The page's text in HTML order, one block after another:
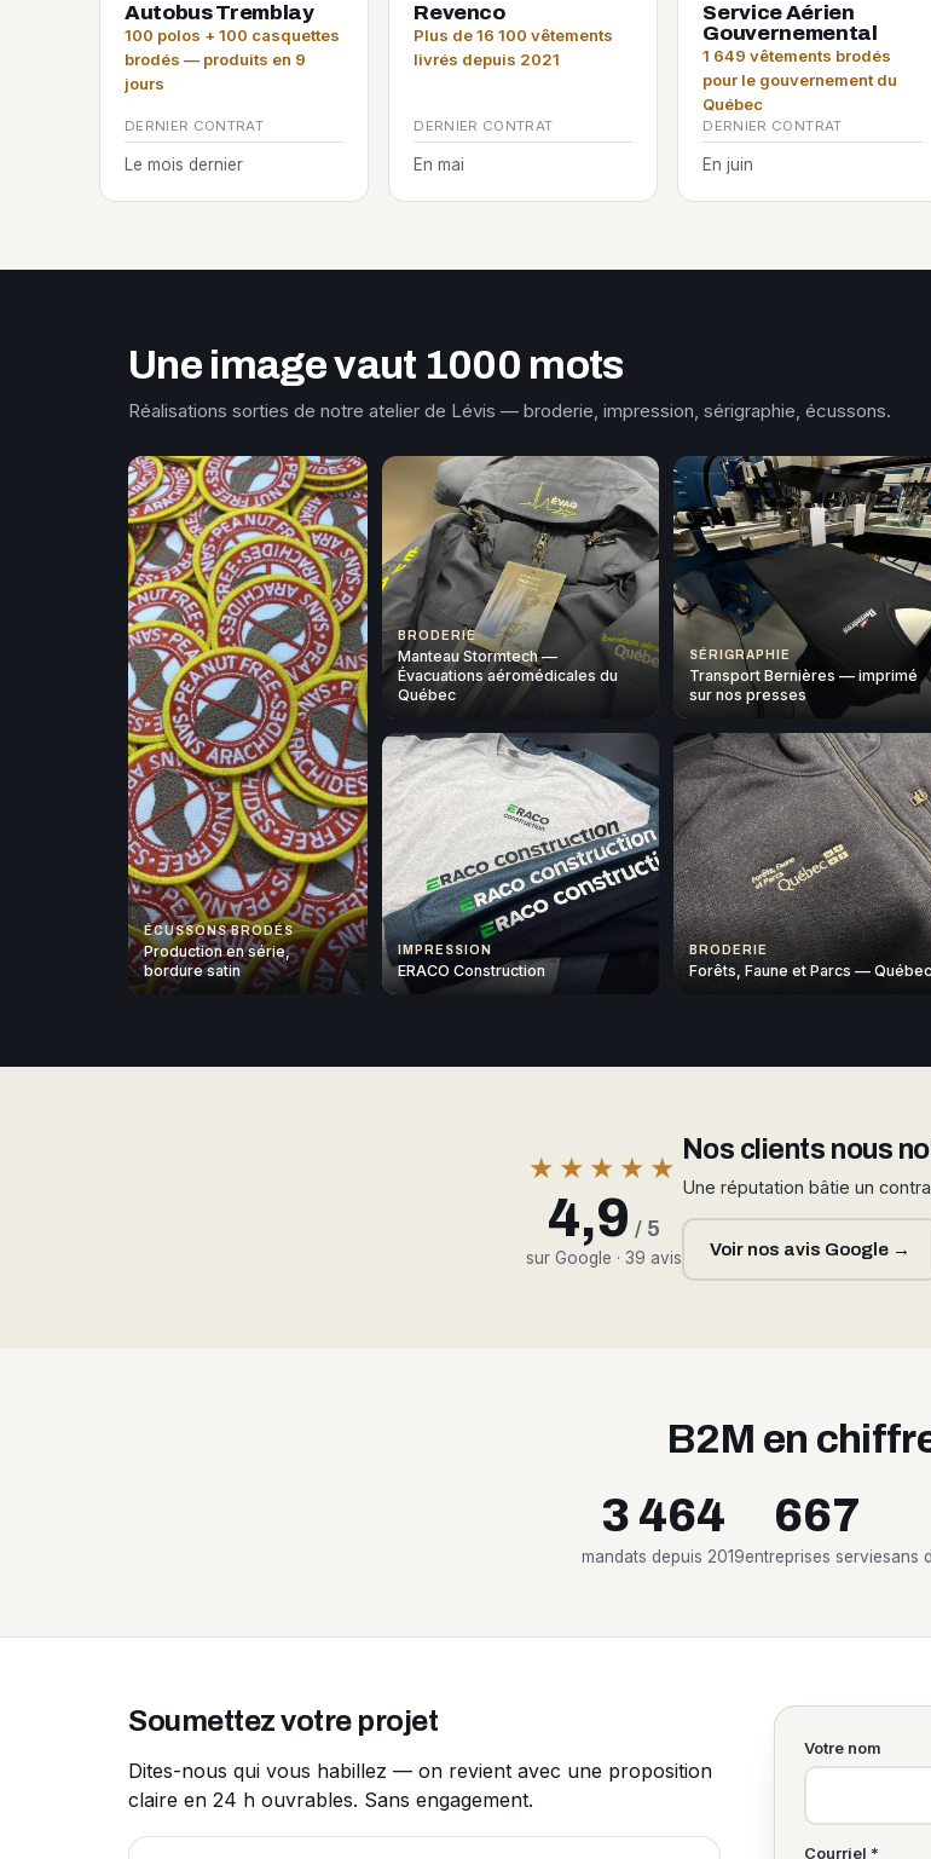
Autobus Tremblay
100 polos + 100 casquettes
brodés — produits en 9
jours
DERNIER CONTRAT
Le mois dernier
Revenco
Plus de 16 100 vêtements
livrés depuis 2021
DERNIER CONTRAT
En mai
Service Aérien
Gouvernemental
1 649 vêtements brodés
pour le gouvernement du
Québec
DERNIER CONTRAT
En juin
Une image vaut 1000 mots
Réalisations sorties de notre atelier de Lévis — broderie, impression, sérigraphie, écussons.
ÉCUSSONS BRODÉS
Production en série,
bordure satin
BRODERIE
Manteau Stormtech —
Évacuations aéromédicales du
Québec
SÉRIGRAPHIE
Transport Bernières — imprimé
sur nos presses
IMPRESSION
ERACO Construction
BRODERIE
Forêts, Faune et Parcs — Québec
★★★★★
4,9 / 5
sur Google · 39 avis
Nos clients nous
Une réputation bâtie un
Voir nos avis Google →
B2M en
3 464
mandats depuis 2019
667
entreprises serviesans
Soumettez votre projet
Dites-nous qui vous habillez — on revient avec une proposition
claire en 24 h ouvrables. Sans engagement.
Votre nom
Courriel *